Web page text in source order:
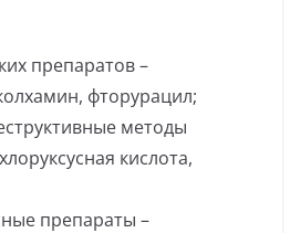
препаратов –
фторурацил;
методы
кислота,
препараты –